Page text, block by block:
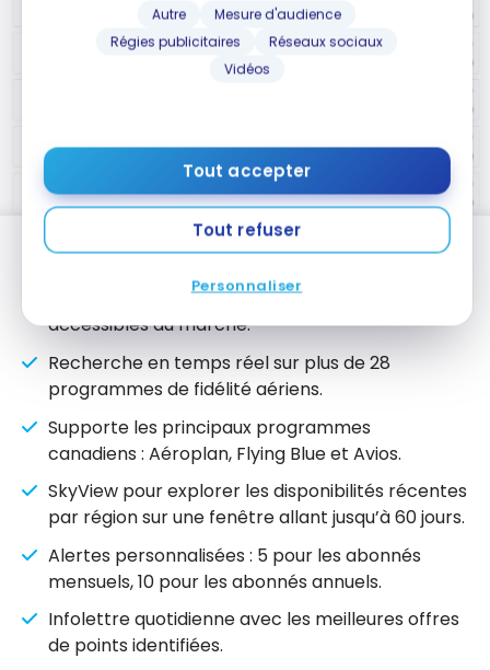
Autre
Mesure d'audience
Régies publicitaires
Réseaux sociaux
Vidéos
Tout accepter
Tout refuser
Personnaliser
Points forts
Interface moderne et conviviale, l’une des plus
accessibles du marché.
Recherche en temps réel sur plus de 28
programmes de fidélité aériens.
Supporte les principaux programmes
canadiens : Aéroplan, Flying Blue et Avios.
SkyView pour explorer les disponibilités récentes
par région sur une fenêtre allant jusqu’à 60 jours.
Alertes personnalisées : 5 pour les abonnés
mensuels, 10 pour les abonnés annuels.
Infolettre quotidienne avec les meilleures offres
de points identifiées.